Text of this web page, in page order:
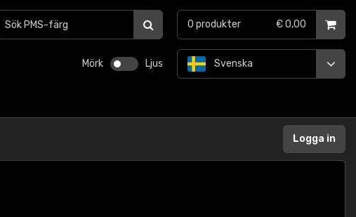
Mörk Ljus Svenska
0 produkter € 0,00
Logga in